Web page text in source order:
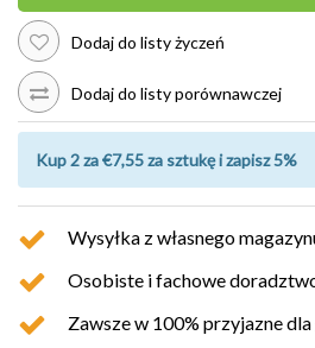
Dodaj do listy życzeń
Dodaj do listy porównawczej
Kup 2 za €7,55 za sztukę i zapisz 5%
Wysyłka z własnego
Osobiste i fachowe
Zawsze w 100% przyjazne